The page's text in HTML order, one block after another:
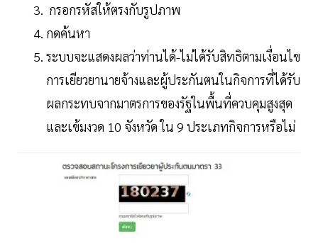
กรอกรหัสให้ตรงกับรูปภาพ
กดค้นหา
ระบบจะแสดงผลว่าท่านได้-ไม่ได้รับสิทธิตามเงื่อนไข
การเยียวยานายจ้างและผู้ประกันตนในกิจการที่ได้รับ
ผลกระทบจากมาตรการของรัฐในพื้นที่ควบคุมสูงสุด
และเข้มงวด 10 จังหวัด ใน 9 ประเภทกิจการหรือไม่